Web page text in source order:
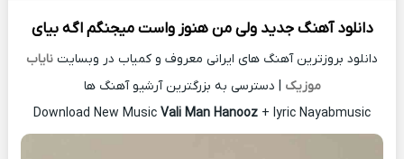
دانلود آهنگ جدید ولی من هنوز واست میجنگم اگه بیای
دانلود بروزترین آهنگ های ایرانی معروف و کمیاب در وبسایت نایاب
موزیک | دسترسی به بزرگترین آرشیو آهنگ ها
Download New Music Vali Man Hanooz + lyric Nayabmusic